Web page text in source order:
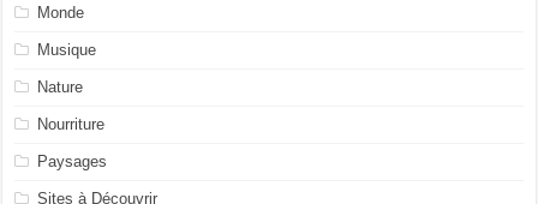
Monde
Musique
Nature
Nourriture
Paysages
Sites à Découvrir